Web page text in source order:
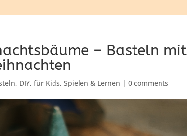
– Basteln mit
, DIY,für Kids,Spielen & Lernen |0 comments